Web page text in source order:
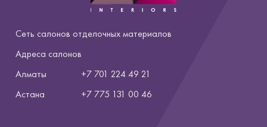
Сеть салонов отделочных материалов
Адреса салонов
Алматы
+7 701 224 49 21
Астана
+7 775 131 00 46